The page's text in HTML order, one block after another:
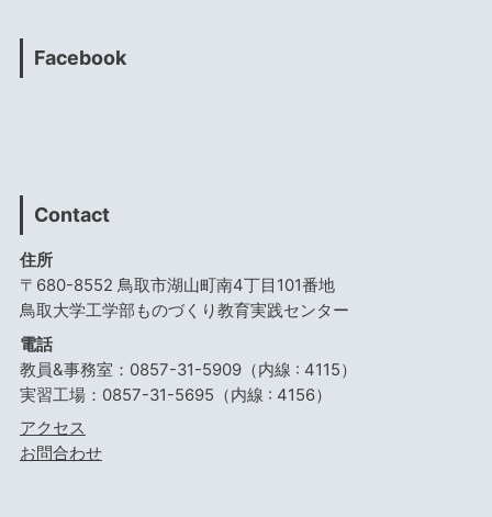
Facebook
Contact
住所
〒680-8552 鳥取市湖山町南4丁目101番地
鳥取大学工学部ものづくり教育実践センター
電話
教員&事務室：0857-31-5909（内線 : 4115）
実習工場：0857-31-5695（内線 : 4156）
アクセス
お問合わせ